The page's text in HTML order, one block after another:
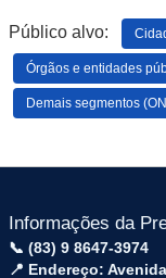
Público alvo:
Órgãos e entidades
Demais segmentos
Informações da
📞 (83) 9 8647-3974
📍 Endereço: